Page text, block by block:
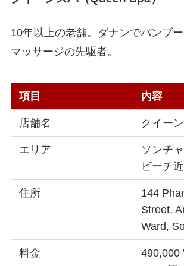
10年以上の老舗。ダナンでバンブ
マッサージの先駆者。
項目 内容
店舗名 クイー
エリア
ソンチ
ビーチ近
住所
144
Street,
Ward,
料金
490,000